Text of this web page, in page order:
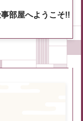
部屋へようこそ!!